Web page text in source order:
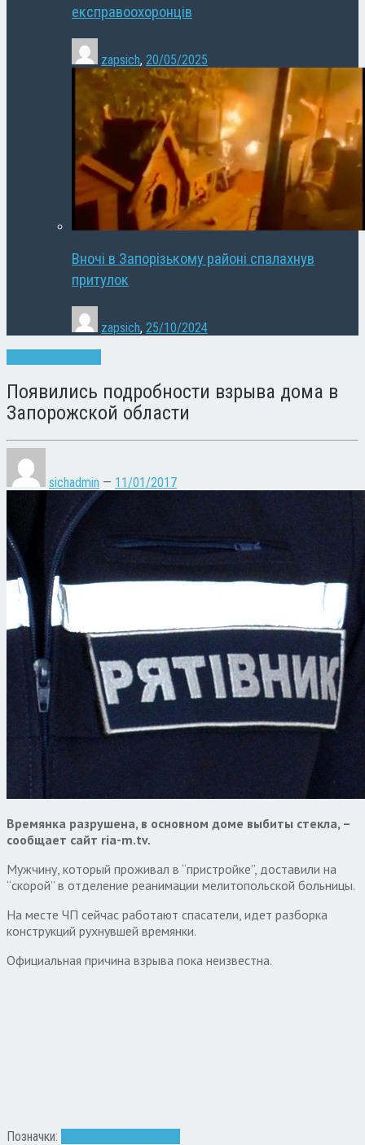
експравоохоронців
zapsich, 20/05/2025
Вночі в Запорізькому районі спалахнув
притулок
zapsich, 25/10/2024
Появились подробности взрыва дома в
Запорожской области
sichadmin — 11/01/2017
Времянка разрушена, в основном доме выбиты стекла, –
сообщает сайт ria-m.tv.
Мужчину, который проживал в “пристройке”, доставили на
“скорой” в отделение реанимации мелитопольской больницы.
На месте ЧП сейчас работают спасатели, идет разборка
конструкций рухнувшей времянки.
Официальная причина взрыва пока неизвестна.
Позначки: